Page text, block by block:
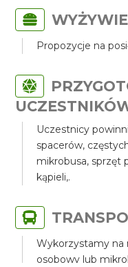
Propozycje na
Uczestnicy
spacerów,
mikrobusa, sprzęt
kąpieli,.
Wykorzystamy na
osobowy lub